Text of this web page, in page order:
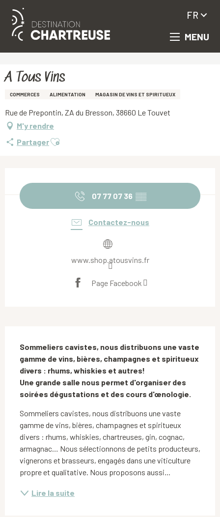
Aller
principal
MENU
FR
A Tous Vins
COMMERCES ALIMENTATION MAGASIN DE VINS ET SPIRITUEUX
Rue de Prepontin, ZA du Bresson, 38660 Le Touvet
M'y rendre
PartagerAjouter aux favoris
07 77 07 36 ▒▒
Contactez-nous
www.shop.atousvins.fr
Page Facebook
Sommeliers cavistes, nous distribuons une vaste
gamme de vins, bières, champagnes et spiritueux
divers : rhums, whiskies et autres!
Une grande salle nous permet d'organiser des
soirées dégustations et des cours d'œnologie.
Sommeliers cavistes, nous distribuons une vaste
gamme de vins, bières, champagnes et spiritueux
divers : rhums, whiskies, chartreuses, gin, cognac,
armagnac… Nous sélectionnons de petits producteurs,
vignerons et brasseurs, engagés dans une viticulture
propre et qualitative. Nous proposons aussi...
Lire la suite